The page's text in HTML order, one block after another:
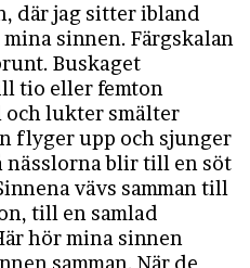
där jag sitter ibland
sinnen. Färgskalan
Buskaget
tio eller femton
och lukter smälter
flyger upp och sjunger
nässlorna blir till en söt
vävs samman till
till en samlad
hör mina sinnen
samman. När de